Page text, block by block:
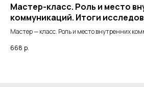
Мастер-класс. Роль и место
коммуникаций. Итоги
Мастер — класс. Роль и место внутренних
668 р.